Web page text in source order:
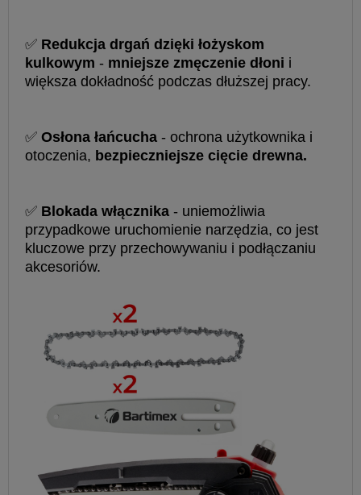
✅ Redukcja drgań dzięki łożyskom
kulkowym - mniejsze zmęczenie dłoni i
większa dokładność podczas dłuższej pracy.
✅ Osłona łańcucha - ochrona użytkownika i
otoczenia, bezpieczniejsze cięcie drewna.
✅ Blokada włącznika - uniemożliwia
przypadkowe uruchomienie narzędzia, co jest
kluczowe przy przechowywaniu i podłączaniu
akcesoriów.